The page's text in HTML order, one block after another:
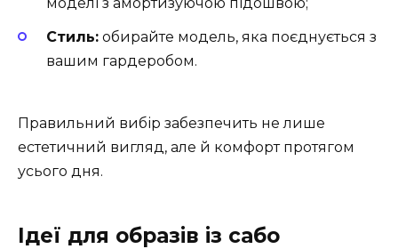
Стиль: обирайте модель, яка поєднується з
вашим гардеробом.
Правильний вибір забезпечить не лише
естетичний вигляд, але й комфорт протягом
усього дня.
Ідеї для образів із сабо